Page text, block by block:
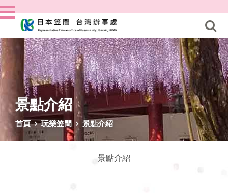
景點介紹
首頁 玩樂笠間 景點介紹
景點介紹